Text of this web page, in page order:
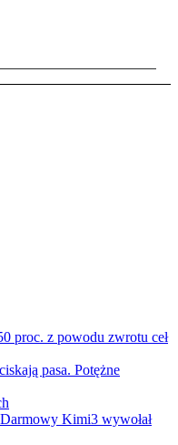
proc. z powodu zwrotu ceł
pasa. Potężne
Kimi3 wywołał